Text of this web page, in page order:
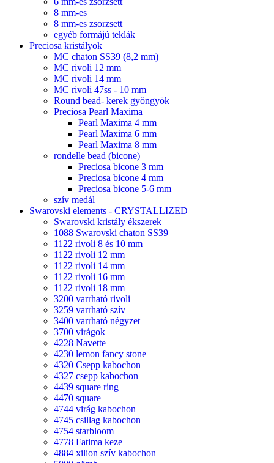
8 mm-es
8 mm-es zsorzsett
egyéb formájú teklák
Preciosa kristályok
MC chaton SS39 (8,2 mm)
MC rivoli 12 mm
MC rivoli 14 mm
MC rivoli 47ss - 10 mm
Round bead- kerek gyöngyök
Preciosa Pearl Maxima
Pearl Maxima 4 mm
Pearl Maxima 6 mm
Pearl Maxima 8 mm
rondelle bead (bicone)
Preciosa bicone 3 mm
Preciosa bicone 4 mm
Preciosa bicone 5-6 mm
szív medál
Swarovski elements - CRYSTALLIZED
Swarovski kristály ékszerek
1088 Swarovski chaton SS39
1122 rivoli 8 és 10 mm
1122 rivoli 12 mm
1122 rivoli 14 mm
1122 rivoli 16 mm
1122 rivoli 18 mm
3200 varrható rivoli
3259 varrható szív
3400 varrható négyzet
3700 virágok
4228 Navette
4230 lemon fancy stone
4320 Csepp kabochon
4327 csepp kabochon
4439 square ring
4470 square
4744 virág kabochon
4745 csillag kabochon
4754 starbloom
4778 Fatima keze
4884 xilion szív kabochon